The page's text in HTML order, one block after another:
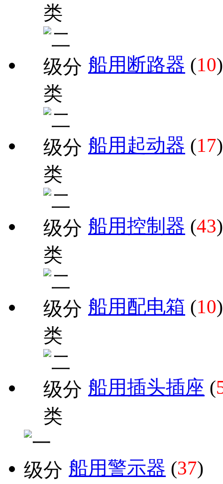
船用断路器 (10)
船用起动器 (17)
船用控制器 (43)
船用配电箱 (10)
船用插头插座 (
船用警示器 (37)